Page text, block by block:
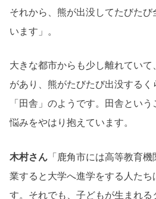
それから、熊が出没してたびた
います」。
大きな都市からも少し離れてい
があり、熊がたびたび出没するく
「田舎」のようです。田舎とい
悩みをやはり抱えています。
木村さん 「鹿角市には高等教育
業すると大学へ進学をする人たち
す。それでも、子どもが生まれ